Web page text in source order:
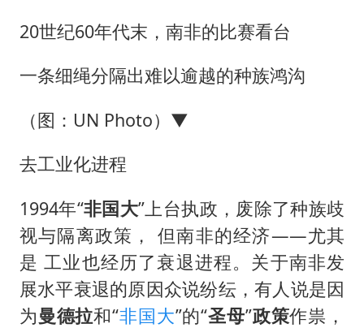
20世纪60年代末，南非的比赛看台
一条细绳分隔出难以逾越的种族鸿沟
（图：UN Photo）▼
去工业化进程
1994年“非国大”上台执政，废除了种族歧
视与隔离政策， 但南非的经济——尤其
是 工业也经历了衰退进程。关于南非发
展水平衰退的原因众说纷纭，有人说是因
为曼德拉和“非国大”的“圣母”政策作祟，